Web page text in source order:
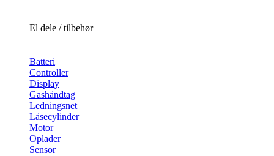
El dele / tilbehør
Batteri
Controller
Display
Gashåndtag
Ledningsnet
Låsecylinder
Motor
Oplader
Sensor